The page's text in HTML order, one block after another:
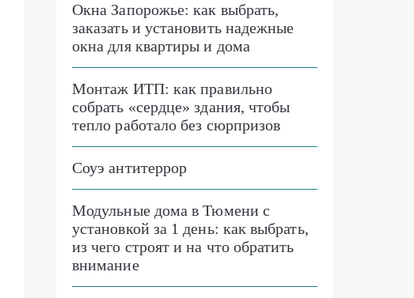
Окна Запорожье: как выбрать,
заказать и установить надежные
окна для квартиры и дома
Монтаж ИТП: как правильно
собрать «сердце» здания, чтобы
тепло работало без сюрпризов
Соуэ антитеррор
Модульные дома в Тюмени с
установкой за 1 день: как выбрать,
из чего строят и на что обратить
внимание